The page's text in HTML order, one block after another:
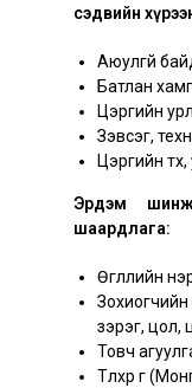
сэдвийн
Аюулгүй
Батлан
Цэргийн
Зэвсэг,
Цэргийн
Эрдэм
шаардлага:
Өгүүллийн
зэрэг, цол,
Товч
Түлхүүр үг